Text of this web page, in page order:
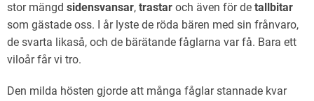
stor mängd sidensvansar, trastar och även för de tallbitar
som gästade oss. I år lyste de röda bären med sin frånvaro,
de svarta likaså, och de bärätande fåglarna var få. Bara ett
viloår får vi tro.
Den milda hösten gjorde att många fåglar stannade kvar